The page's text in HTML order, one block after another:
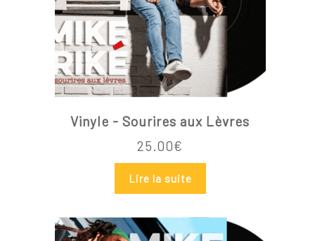
Vinyle - Sourires aux Lèvres
25.00€
Lire la suite